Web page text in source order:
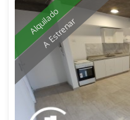
Alquilado
A Estrenar